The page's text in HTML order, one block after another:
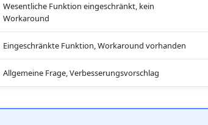
Wesentliche Funktion eingeschränkt, kein
Workaround
Eingeschränkte Funktion, Workaround vorhanden
Allgemeine Frage, Verbesserungsvorschlag